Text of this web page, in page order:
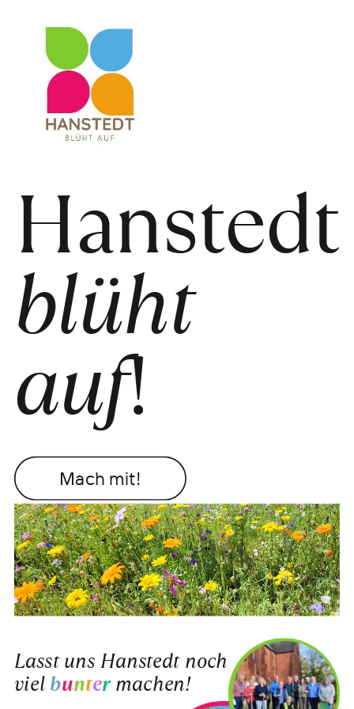
Mach mit!
Hanstedt
blüht
auf!
Lasst uns Hanstedt noch
viel buntermachen!